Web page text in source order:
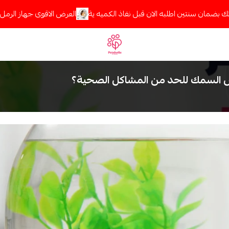
سنتين اطلبه الان قبل نفاذ الكميه ية العرض الاقوى جهاز الرمل
Petaholic
للحد من المشاكل الصحية؟